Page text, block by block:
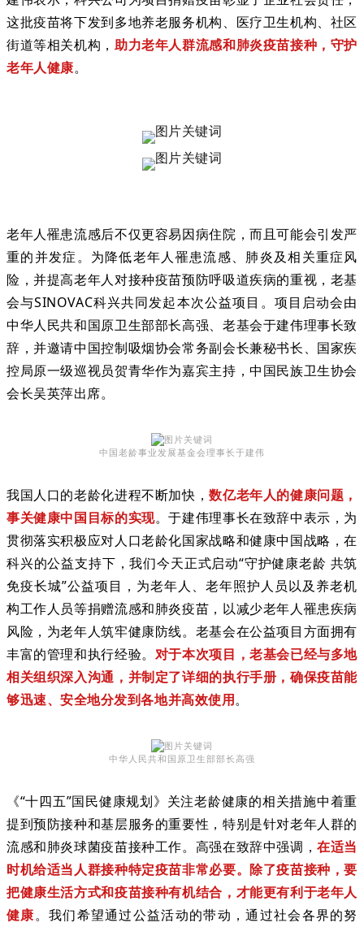
这批疫苗将下发到多地养老服务机构、医疗卫生机构、社区
街道等相关机构， 助力老年人群流感和肺炎疫苗接种，守护
老年人健康。
老年人罹患流感后不仅更容易因病住院，而且可能会引发严
重的并发症。为降低老年人罹患流感、肺炎及相关重症风
险，并提高老年人对接种疫苗预防呼吸道疾病的重视，老基
会与SINOVAC科兴共同发起本次公益项目。项目启动会由
中华人民共和国原卫生部部长高强、老基会于建伟理事长致
辞，并邀请中国控制吸烟协会常务副会长兼秘书长、国家疾
控局原一级巡视员贺青华作为嘉宾主持，中国民族卫生协会
会长吴英萍出席。
中国老龄事业发展基金会理事长于建伟
我国人口的老龄化进程不断加快，数亿老年人的健康问题，
事关健康中国目标的实现。于建伟理事长在致辞中表示，为
贯彻落实积极应对人口老龄化国家战略和健康中国战略，在
科兴的公益支持下，我们今天正式启动“守护健康老龄 共筑
免疫长城”公益项目，为老年人、老年照护人员以及养老机
构工作人员等捐赠流感和肺炎疫苗，以减少老年人罹患疾病
风险，为老年人筑牢健康防线。老基会在公益项目方面拥有
丰富的管理和执行经验。 对于本次项目，老基会已经与多地
相关组织深入沟通，并制定了详细的执行手册，确保疫苗能
够迅速、安全地分发到各地并高效使用。
中华人民共和国原卫生部部长高强
《“十四五”国民健康规划》关注老龄健康的相关措施中着重
提到预防接种和基层服务的重要性，特别是针对老年人群的
流感和肺炎球菌疫苗接种工作。高强在致辞中强调，在适当
时机给适当人群接种特定疫苗非常必要。除了疫苗接种，要
把健康生活方式和疫苗接种有机结合，才能更有利于老年人
健康。我们希望通过公益活动的带动，通过社会各界的努